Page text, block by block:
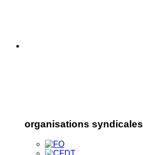
organisations syndicales